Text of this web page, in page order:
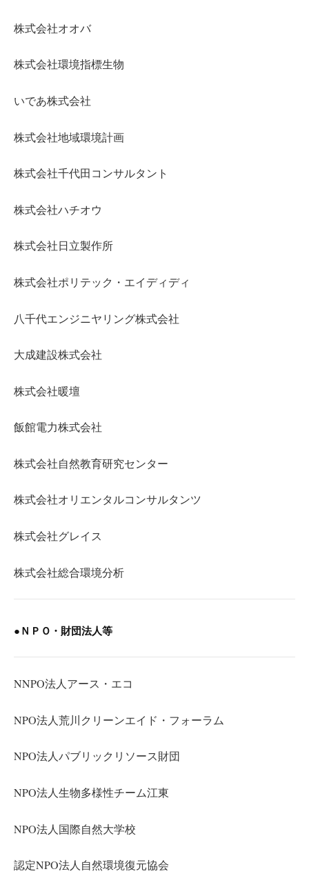
株式会社オオバ
株式会社環境指標生物
いであ株式会社
株式会社地域環境計画
株式会社千代田コンサルタント
株式会社ハチオウ
株式会社日立製作所
株式会社ポリテック・エイディディ
八千代エンジニヤリング株式会社
大成建設株式会社
株式会社暖壇
飯館電力株式会社
株式会社自然教育研究センター
株式会社オリエンタルコンサルタンツ
株式会社グレイス
株式会社総合環境分析
●ＮＰＯ・財団法人等
NNPO法人アース・エコ
NPO法人荒川クリーンエイド・フォーラム
NPO法人パブリックリソース財団
NPO法人生物多様性チーム江東
NPO法人国際自然大学校
認定NPO法人自然環境復元協会